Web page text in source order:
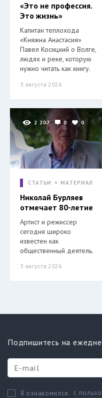
«Это не профессия.
Это жизнь»
Капитан теплохода
«Княжна Анастасия»
Павел Косицкий о Волге,
людях и реке, которую
нужно читать как книгу.
3 августа 2026
2 207 0 0
СТАТЬИ МАТЕРИАЛ
Николай Бурляев
отмечает 80-летие
Артист и режиссер
сегодня широко
известен как
общественный деятель.
3 августа 2026
Подпишитесь на
Я ознакомился с